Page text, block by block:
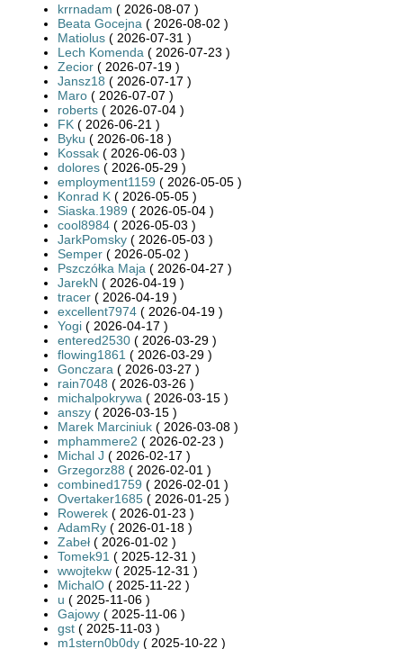
krrnadam ( 2026-08-07 )
Beata Gocejna ( 2026-08-02 )
Matiolus ( 2026-07-31 )
Lech Komenda ( 2026-07-23 )
Zecior ( 2026-07-19 )
Jansz18 ( 2026-07-17 )
Maro ( 2026-07-07 )
roberts ( 2026-07-04 )
FK ( 2026-06-21 )
Byku ( 2026-06-18 )
Kossak ( 2026-06-03 )
dolores ( 2026-05-29 )
employment1159 ( 2026-05-05 )
Konrad K ( 2026-05-05 )
Siaska.1989 ( 2026-05-04 )
cool8984 ( 2026-05-03 )
JarkPomsky ( 2026-05-03 )
Semper ( 2026-05-02 )
Pszczółka Maja ( 2026-04-27 )
JarekN ( 2026-04-19 )
tracer ( 2026-04-19 )
excellent7974 ( 2026-04-19 )
Yogi ( 2026-04-17 )
entered2530 ( 2026-03-29 )
flowing1861 ( 2026-03-29 )
Gonczara ( 2026-03-27 )
rain7048 ( 2026-03-26 )
michalpokrywa ( 2026-03-15 )
anszy ( 2026-03-15 )
Marek Marciniuk ( 2026-03-08 )
mphammere2 ( 2026-02-23 )
Michal J ( 2026-02-17 )
Grzegorz88 ( 2026-02-01 )
combined1759 ( 2026-02-01 )
Overtaker1685 ( 2026-01-25 )
Rowerek ( 2026-01-23 )
AdamRy ( 2026-01-18 )
Zabeł ( 2026-01-02 )
Tomek91 ( 2025-12-31 )
wwojtekw ( 2025-12-31 )
MichalO ( 2025-11-22 )
u ( 2025-11-06 )
Gajowy ( 2025-11-06 )
gst ( 2025-11-03 )
m1stern0b0dy ( 2025-10-22 )